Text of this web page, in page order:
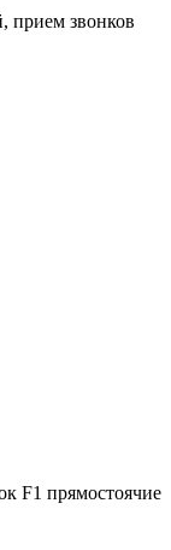
прием звонков
F1 прямостоячие